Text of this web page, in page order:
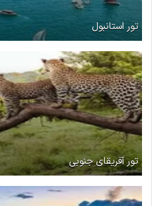
تور استانبول
تور آفریقای جنوبی